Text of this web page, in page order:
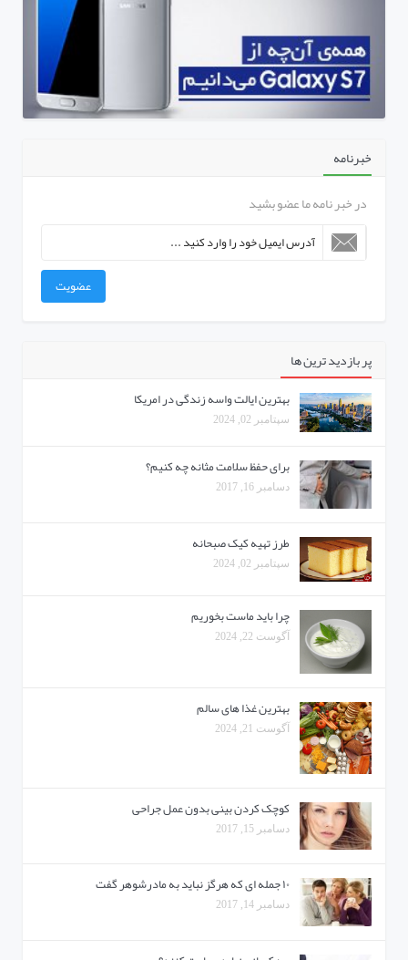
خبرنامه
در خبر نامه ما عضو بشید
عضویت
پر بازدید ترین ها
بهترین ایالت واسه زندگی در امریکا
سپتامبر 02, 2024
برای حفظ سلامت مثانه چه کنیم؟
دسامبر 16, 2017
طرز تهیه کیک صبحانه
سپتامبر 02, 2024
چرا باید ماست بخوریم
آگوست 22, 2024
بهترین غذا های سالم
آگوست 21, 2024
کوچک کردن بینی بدون عمل جراحی
دسامبر 15, 2017
۱۰ جمله ای که هرگز نباید به مادرشوهر گفت
دسامبر 14, 2017